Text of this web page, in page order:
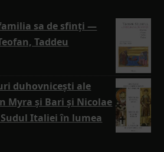
sa de sfinți —
Taddeu
duhovnicești ale
Myra și Bari și Nicolae
Italiei în lumea